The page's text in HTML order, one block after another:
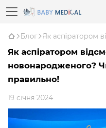
Блог Як аспіратором
Як аспіратором
новонародженого?
правильно!
19 січня 2024